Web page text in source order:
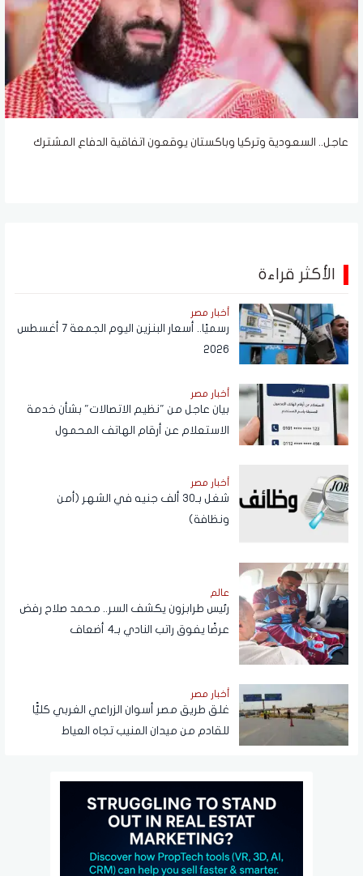
عاجل.. السعودية وتركيا وباكستان يوقعون اتفاقية الدفاع المشترك
الأكثر قراءة
أخبار مصر
رسميًا.. أسعار البنزين اليوم الجمعة 7 أغسطس
2026
أخبار مصر
بيان عاجل من "نظيم الاتصالات" بشأن خدمة
الاستعلام عن أرقام الهاتف المحمول
أخبار مصر
شغل بـ30 ألف جنيه في الشهر (أمن
ونظافة)
عالم
رئيس طرابزون يكشف السر.. محمد صلاح رفض
عرضًا يفوق راتب النادي بـ4 أضعاف
أخبار مصر
غلق طريق مصر أسوان الزراعي الغربي كليًّا
للقادم من ميدان المنيب تجاه العياط